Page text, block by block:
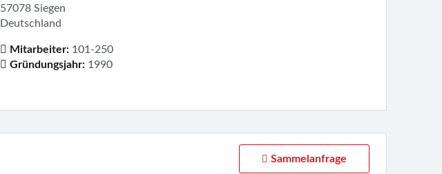
57078 Siegen
Deutschland
Mitarbeiter: 101-250
Gründungsjahr: 1990
Sammelanfrage